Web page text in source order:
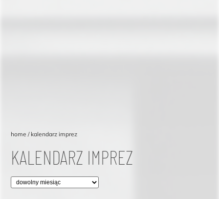
home kalendarz imprez
KALENDARZ IMPREZ
Wybierz miesiąc wydarzenia: